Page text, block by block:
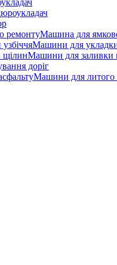
Машина для
Машини для укладки
Машини для заливки
доріг
Машини для литого